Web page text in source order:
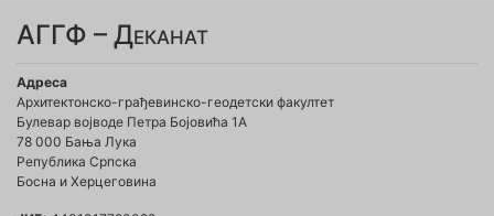
АГГФ – Деканат
Адреса
Архитектонско-грађевинско-геодетски факултет
Булевар војводе Петра Бојовића 1A
78 000 Бања Лука
Република Српска
Босна и Херцеговина